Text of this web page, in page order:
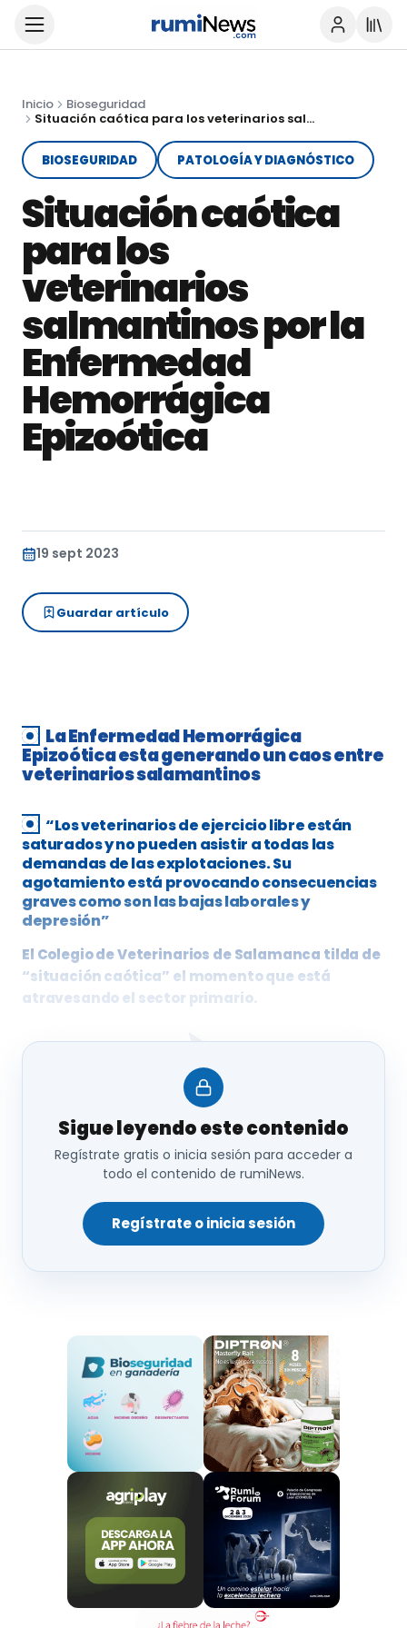
Inicio
Bioseguridad
Situación caótica para los veterinarios salmantinos por la Enfermedad Hemorrágica Epizoótica
BIOSEGURIDAD PATOLOGÍA Y DIAGNÓSTICO
Situación caótica
para los
veterinarios
salmantinos por la
Enfermedad
Hemorrágica
Epizoótica
19 sept 2023
Guardar artículo
La Enfermedad Hemorrágica
Epizoótica esta generando un caos entre
veterinarios salamantinos
“Los veterinarios de ejercicio libre están
saturados y no pueden asistir a todas las
demandas de las explotaciones. Su
agotamiento está provocando consecuencias
graves como son las bajas laborales y
depresión”
El Colegio de Veterinarios de Salamanca tilda de
“situación caótica” el momento que está
atravesando el sector primario.
“La aparición en nuestra provincia de la Enfermedad
Hemorrágia Epizoótica (EHE), sumado a la ya
implantada Lengua Azul (LA) y la situación creada en
el saneamiento ganadero ha provocado un
ganado vacuno de Salamanca. Y lo que es más
grave, de previsiones desconocidas por la merma de
efectivos ganaderos con las muertes, abortos,
Somos conscientes de la estacionalidad que se
evidencia en ambas enfermedades (EHE y LA) por la
transmisión a través del mosquito culicoides, pero no
es argumento para ver pasar la catástrofe como si
fuera un huracán muy lejano, acomodados en el
sillón de nuestras casas. No podemos permitir esta
inacción por parte de la Administración autonómica
Asimismo ha instado a recordar que“el sector cárnico
es una de las bases del mantenimiento de la
población en el medio rural y en la sociedad en
general, en su aspecto de abastecimiento proteico en
Sigue leyendo este contenido
Regístrate gratis o inicia sesión para acceder a
todo el contenido de rumiNews.
Regístrate o inicia sesión